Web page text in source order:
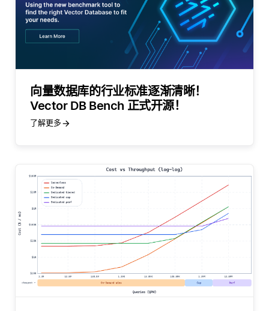
向量数据库的行业标准逐渐清晰！
Vector DB Bench 正式开源！
了解更多